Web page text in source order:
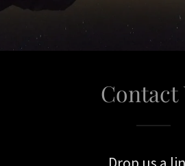
Contact